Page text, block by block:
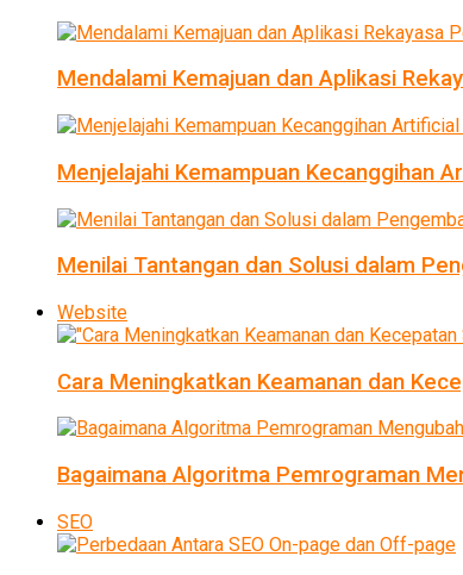
Mendalami Kemajuan dan Aplikasi
Menjelajahi Kemampuan Kecanggihan
Menilai Tantangan dan Solusi dalam
Website
Cara Meningkatkan Keamanan dan
Bagaimana Algoritma Pemrograman
SEO